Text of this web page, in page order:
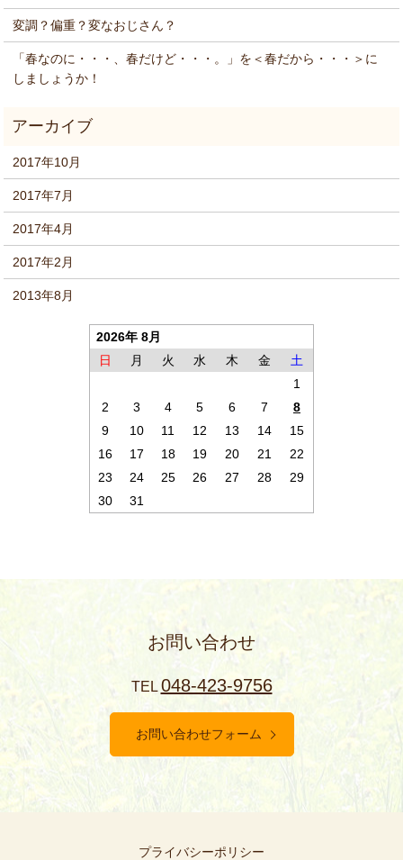
変調？偏重？変なおじさん？
「春なのに・・・、春だけど・・・。」を＜春だから・・・＞に
しましょうか！
2017年10月
2017年7月
2017年4月
2017年2月
2013年8月
2026年 8月
日
月 火 水 木 金
土
1
2
3 4 5 6 7
8
9
10 11 12 13 14
15
16
17 18 19 20 21
22
23
24 25 26 27 28
29
30
31
お問い合わせ
TEL048-423-9756
お問い合わせフォーム
プライバシーポリシー